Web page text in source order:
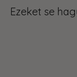
Ezeket se